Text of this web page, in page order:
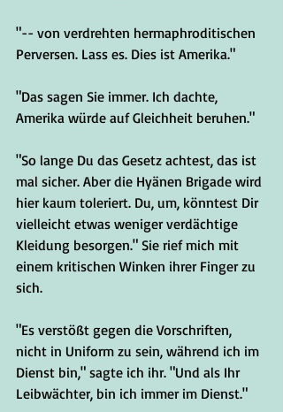
"-- von verdrehten hermaphroditischen
Perversen. Lass es. Dies ist Amerika."
"Das sagen Sie immer. Ich dachte,
Amerika würde auf Gleichheit beruhen."
"So lange Du das Gesetz achtest, das ist
mal sicher. Aber die Hyänen Brigade wird
hier kaum toleriert. Du, um, könntest Dir
vielleicht etwas weniger verdächtige
Kleidung besorgen." Sie rief mich mit
einem kritischen Winken ihrer Finger zu
sich.
"Es verstößt gegen die Vorschriften,
nicht in Uniform zu sein, während ich im
Dienst bin," sagte ich ihr. "Und als Ihr
Leibwächter, bin ich immer im Dienst."